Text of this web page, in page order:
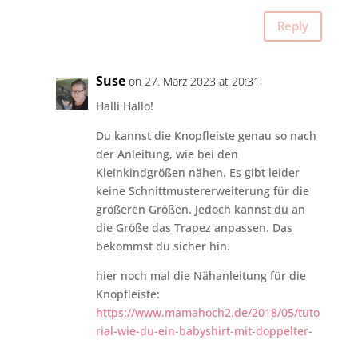
Reply
Suse on 27. März 2023 at 20:31
Halli Hallo!
Du kannst die Knopfleiste genau so nach
der Anleitung, wie bei den
Kleinkindgrößen nähen. Es gibt leider
keine Schnittmustererweiterung für die
größeren Größen. Jedoch kannst du an
die Größe das Trapez anpassen. Das
bekommst du sicher hin.
hier noch mal die Nähanleitung für die
Knopfleiste:
https://www.mamahoch2.de/2018/05/tuto
rial-wie-du-ein-babyshirt-mit-doppelter-